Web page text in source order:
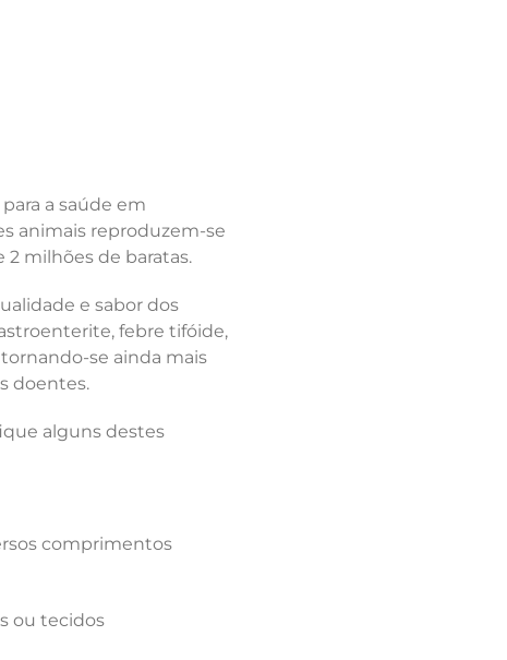
a saúde em
animais reproduzem-se
milhões de baratas.
e sabor dos
febre tifóide,
se ainda mais
doentes.
alguns destes
comprimentos
ou tecidos